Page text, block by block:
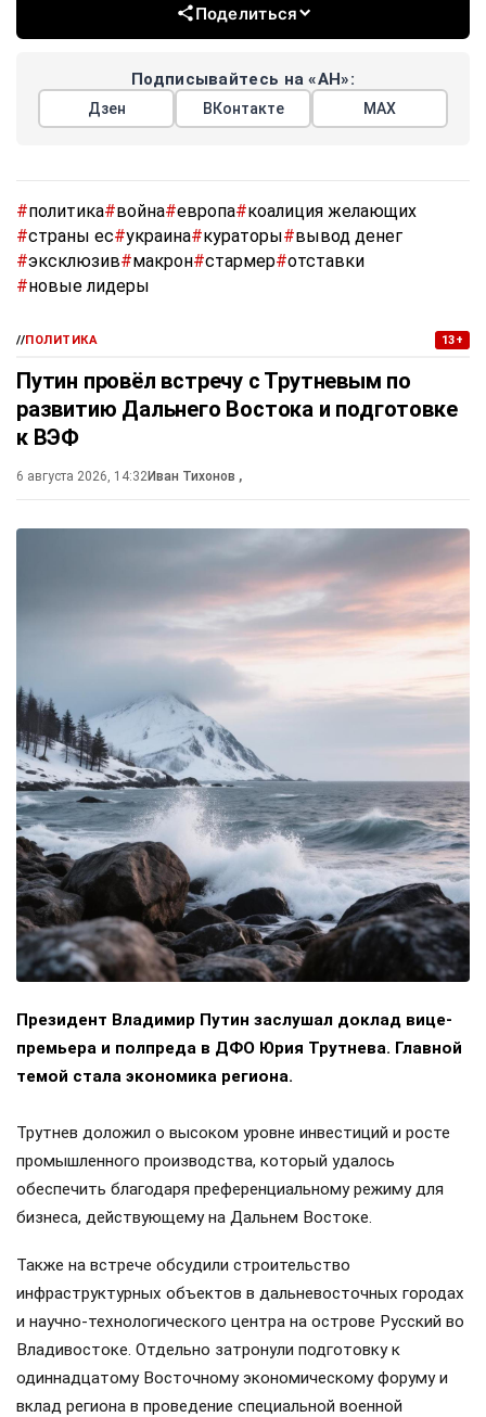
Поделиться
Подписывайтесь на «АН»:
Дзен ВКонтакте МАХ
#политика#война#европа#коалиция желающих
#страны ес#украина#кураторы#вывод денег
#эксклюзив#макрон#стармер#отставки
#новые лидеры
//ПОЛИТИКА 13+
Путин провёл встречу с Трутневым по
развитию Дальнего Востока и подготовке
к ВЭФ
6 августа 2026, 14:32Иван Тихонов ,
Президент Владимир Путин заслушал доклад вице-
премьера и полпреда в ДФО Юрия Трутнева. Главной
темой стала экономика региона.
Трутнев доложил о высоком уровне инвестиций и росте
промышленного производства, который удалось
обеспечить благодаря преференциальному режиму для
бизнеса, действующему на Дальнем Востоке.
Также на встрече обсудили строительство
инфраструктурных объектов в дальневосточных городах
и научно-технологического центра на острове Русский во
Владивостоке. Отдельно затронули подготовку к
одиннадцатому Восточному экономическому форуму и
вклад региона в проведение специальной военной